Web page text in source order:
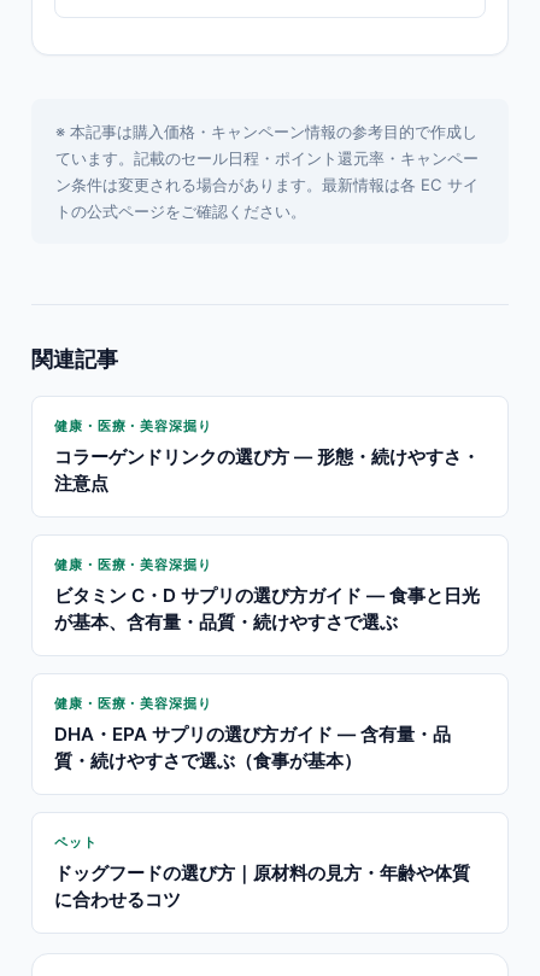
※ 本記事は購入価格・キャンペーン情報の参考目的で作成し
ています。記載のセール日程・ポイント還元率・キャンペー
ン条件は変更される場合があります。最新情報は各 EC サイ
トの公式ページをご確認ください。
関連記事
健康・医療・美容深掘り
コラーゲンドリンクの選び方 — 形態・続けやすさ・
注意点
健康・医療・美容深掘り
ビタミン C・D サプリの選び方ガイド — 食事と日光
が基本、含有量・品質・続けやすさで選ぶ
健康・医療・美容深掘り
DHA・EPA サプリの選び方ガイド — 含有量・品
質・続けやすさで選ぶ（食事が基本）
ペット
ドッグフードの選び方｜原材料の見方・年齢や体質
に合わせるコツ